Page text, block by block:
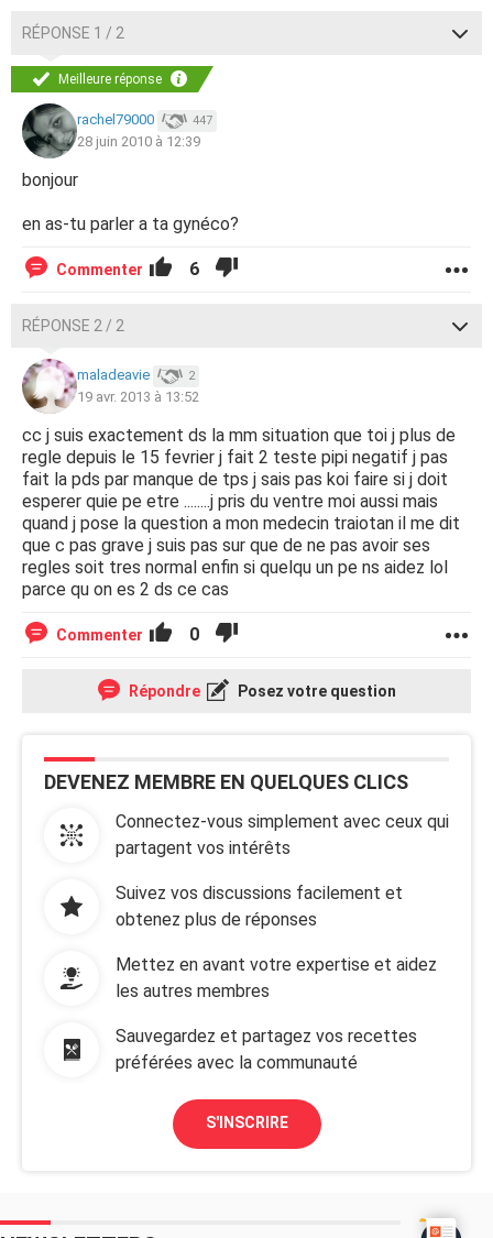
RÉPONSE 1 / 2
Meilleure réponse
rachel79000 447
28 juin 2010 à 12:39
bonjour
en as-tu parler a ta gynéco?
Commenter 6
RÉPONSE 2 / 2
maladeavie 2
19 avr. 2013 à 13:52
cc j suis exactement ds la mm situation que toi j plus de
regle depuis le 15 fevrier j fait 2 teste pipi negatif j pas
fait la pds par manque de tps j sais pas koi faire si j doit
esperer quie pe etre ........j pris du ventre moi aussi mais
quand j pose la question a mon medecin traiotan il me dit
que c pas grave j suis pas sur que de ne pas avoir ses
regles soit tres normal enfin si quelqu un pe ns aidez lol
parce qu on es 2 ds ce cas
Commenter 0
Répondre Posez votre question
DEVENEZ MEMBRE EN QUELQUES CLICS
Connectez-vous simplement avec ceux qui
partagent vos intérêts
Suivez vos discussions facilement et
obtenez plus de réponses
Mettez en avant votre expertise et aidez
les autres membres
Sauvegardez et partagez vos recettes
préférées avec la communauté
S'INSCRIRE